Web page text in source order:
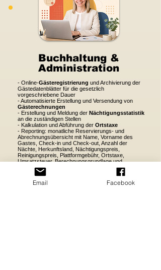
Buchhaltung &
Administration
- Online-Gästeregistrierung und Archivierung der
Gästedatenblätter für die gesetzlich
vorgeschriebene Dauer
- Automatisierte Erstellung und Versendung von
Gästerechnungen
- Erstellung und Meldung der Nächtigungsstatistik
an die zuständigen Stellen
- Kalkulation und Abführung der Ortstaxe
- Reporting: monatliche Reservierungs- und
Abrechnungsübersicht mit Name, Vorname des
Gastes, Check-in und Check-out, Anzahl der
Nächte, Herkunftsland, Nächtigungspreis,
Reinigungspreis, Plattformgebühr, Ortstaxe,
Umsatzsteuer, Berechnungsgrundlage und
Provision EASY BNB
Email Facebook